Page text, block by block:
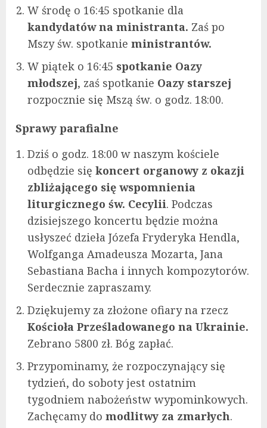
W środę o 16:45 spotkanie dla
kandydatów na ministranta. Zaś po
Mszy św. spotkanie ministrantów.
W piątek o 16:45 spotkanie Oazy
młodszej, zaś spotkanie Oazy starszej
rozpocznie się Mszą św. o godz. 18:00.
Sprawy parafialne
Dziś o godz. 18:00 w naszym kościele
odbędzie się koncert organowy z okazji
zbliżającego się wspomnienia
liturgicznego św. Cecylii. Podczas
dzisiejszego koncertu będzie można
usłyszeć dzieła Józefa Fryderyka Hendla,
Wolfganga Amadeusza Mozarta, Jana
Sebastiana Bacha i innych kompozytorów.
Serdecznie zapraszamy.
Dziękujemy za złożone ofiary na rzecz
Kościoła Prześladowanego na Ukrainie.
Zebrano 5800 zł. Bóg zapłać.
Przypominamy, że rozpoczynający się
tydzień, do soboty jest ostatnim
tygodniem nabożeństw wypominkowych.
Zachęcamy do modlitwy za zmarłych.